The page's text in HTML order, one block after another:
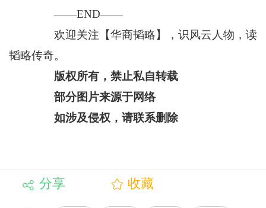
——END——
欢迎关注【华商韬略】，识风云人物，读
韬略传奇。
版权所有，禁止私自转载
部分图片来源于网络
如涉及侵权，请联系删除
分享 收藏